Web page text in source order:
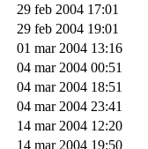
29 feb 2004 17:01
29 feb 2004 19:01
01 mar 2004 13:16
04 mar 2004 00:51
04 mar 2004 18:51
04 mar 2004 23:41
14 mar 2004 12:20
14 mar 2004 19:50